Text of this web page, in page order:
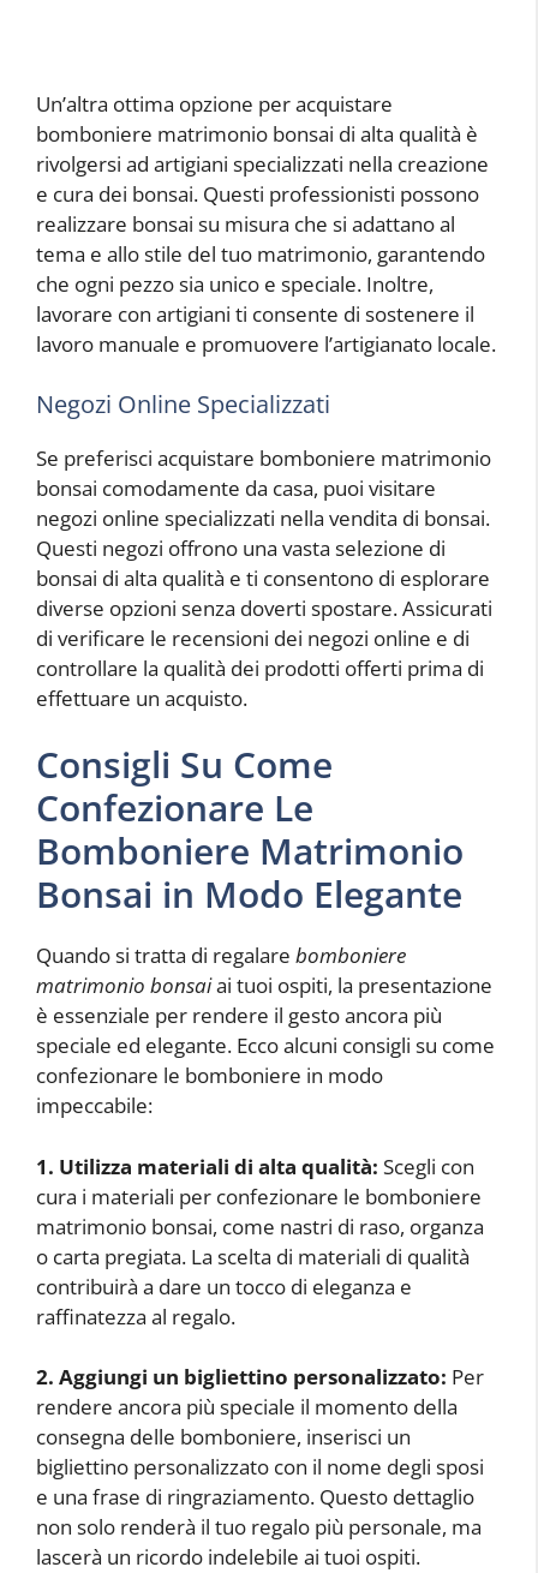
Un’altra ottima opzione per acquistare
bomboniere matrimonio bonsai di alta qualità è
rivolgersi ad artigiani specializzati nella creazione
e cura dei bonsai. Questi professionisti possono
realizzare bonsai su misura che si adattano al
tema e allo stile del tuo matrimonio, garantendo
che ogni pezzo sia unico e speciale. Inoltre,
lavorare con artigiani ti consente di sostenere il
lavoro manuale e promuovere l’artigianato locale.
Negozi Online Specializzati
Se preferisci acquistare bomboniere matrimonio
bonsai comodamente da casa, puoi visitare
negozi online specializzati nella vendita di bonsai.
Questi negozi offrono una vasta selezione di
bonsai di alta qualità e ti consentono di esplorare
diverse opzioni senza doverti spostare. Assicurati
di verificare le recensioni dei negozi online e di
controllare la qualità dei prodotti offerti prima di
effettuare un acquisto.
Consigli Su Come
Confezionare Le
Bomboniere Matrimonio
Bonsai in Modo Elegante
Quando si tratta di regalare bomboniere
matrimonio bonsaiai tuoi ospiti, la presentazione
è essenziale per rendere il gesto ancora più
speciale ed elegante. Ecco alcuni consigli su come
confezionare le bomboniere in modo
impeccabile:
1. Utilizza materiali di alta qualità: Scegli con
cura i materiali per confezionare le bomboniere
matrimonio bonsai, come nastri di raso, organza
o carta pregiata. La scelta di materiali di qualità
contribuirà a dare un tocco di eleganza e
raffinatezza al regalo.
2. Aggiungi un bigliettino personalizzato: Per
rendere ancora più speciale il momento della
consegna delle bomboniere, inserisci un
bigliettino personalizzato con il nome degli sposi
e una frase di ringraziamento. Questo dettaglio
non solo renderà il tuo regalo più personale, ma
lascerà un ricordo indelebile ai tuoi ospiti.